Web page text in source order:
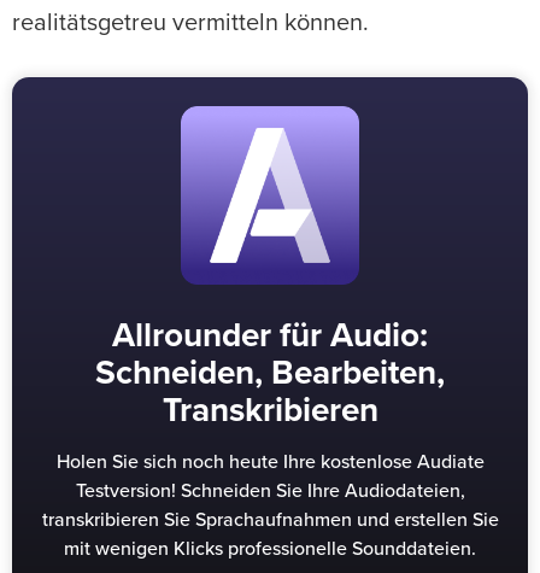
realitätsgetreu vermitteln können.
Allrounder für Audio:
Schneiden, Bearbeiten,
Transkribieren
Holen Sie sich noch heute Ihre kostenlose Audiate
Testversion! Schneiden Sie Ihre Audiodateien,
transkribieren Sie Sprachaufnahmen und erstellen Sie
mit wenigen Klicks professionelle Sounddateien.